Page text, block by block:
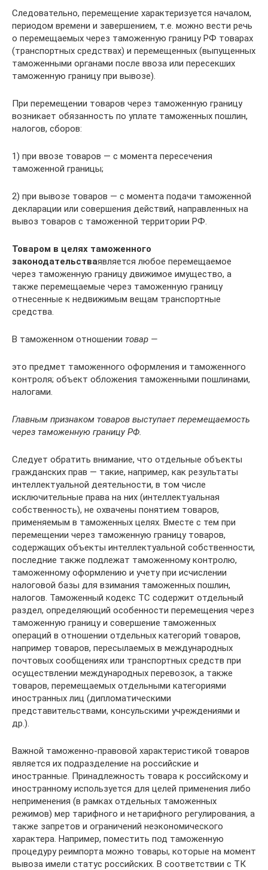
Следовательно, перемещение характеризуется началом,
периодом времени и завершением, т.е. можно вести речь
о перемещаемых через таможенную границу РФ товарах
(транспортных средствах) и перемещенных (выпущенных
таможенными органами после ввоза или пересекших
таможенную границу при вывозе).
При перемещении товаров через таможенную границу
возникает обязанность по уплате таможенных пошлин,
налогов, сборов:
1) при ввозе товаров — с момента пересечения
таможенной границы;
2) при вывозе товаров — с момента подачи таможенной
декларации или совершения действий, направленных на
вывоз товаров с таможенной территории РФ.
Товаром в целях таможенного
законодательстваявляется любое перемещаемое
через таможенную границу движимое имущество, а
также перемещаемые через таможенную границу
отнесенные к недвижимым вещам транспортные
средства.
В таможенном отношении товар —
это предмет таможенного оформления и таможенного
контроля; объект обложения таможенными пошлинами,
налогами.
Главным признаком товаров выступает перемещаемость
через таможенную границу РФ.
Следует обратить внимание, что отдельные объекты
гражданских прав — такие, например, как результаты
интеллектуальной деятельности, в том числе
исключительные права на них (интеллектуальная
собственность), не охвачены понятием товаров,
применяемым в таможенных целях. Вместе с тем при
перемещении через таможенную границу товаров,
содержащих объекты интеллектуальной собственности,
последние также подлежат таможенному контролю,
таможенному оформлению и учету при исчислении
налоговой базы для взимания таможенных пошлин,
налогов. Таможенный кодекс ТС содержит отдельный
раздел, определяющий особенности перемещения через
таможенную границу и совершение таможенных
операций в отношении отдельных категорий товаров,
например товаров, пересылаемых в международных
почтовых сообщениях или транспортных средств при
осуществлении международных перевозок, а также
товаров, перемещаемых отдельными категориями
иностранных лиц (дипломатическими
представительствами, консульскими учреждениями и
др.).
Важной таможенно-правовой характеристикой товаров
является их подразделение на российские и
иностранные. Принадлежность товара к российскому и
иностранному используется для целей применения либо
неприменения (в рамках отдельных таможенных
режимов) мер тарифного и нетарифного регулирования, а
также запретов и ограничений неэкономического
характера. Например, поместить под таможенную
процедуру реимпорта можно товары, которые на момент
вывоза имели статус российских. В соответствии с ТК